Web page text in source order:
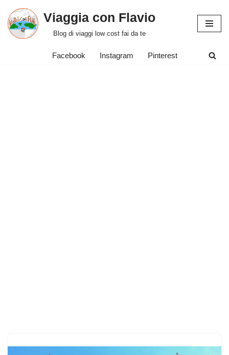
Vai
Viaggia con Flavio
Blog di viaggi low cost fai da te
Facebook Instagram Pinterest